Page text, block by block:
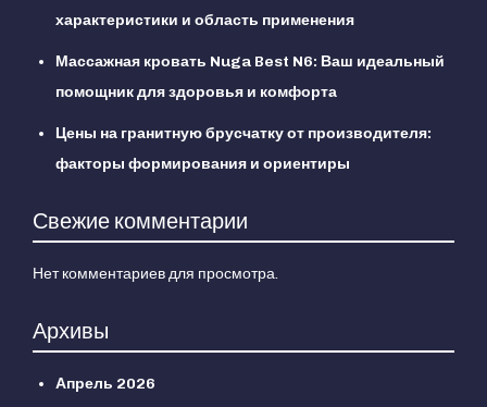
характеристики и область применения
Массажная кровать Nuga Best N6: Ваш идеальный
помощник для здоровья и комфорта
Цены на гранитную брусчатку от производителя:
факторы формирования и ориентиры
Свежие комментарии
Нет комментариев для просмотра.
Архивы
Апрель 2026